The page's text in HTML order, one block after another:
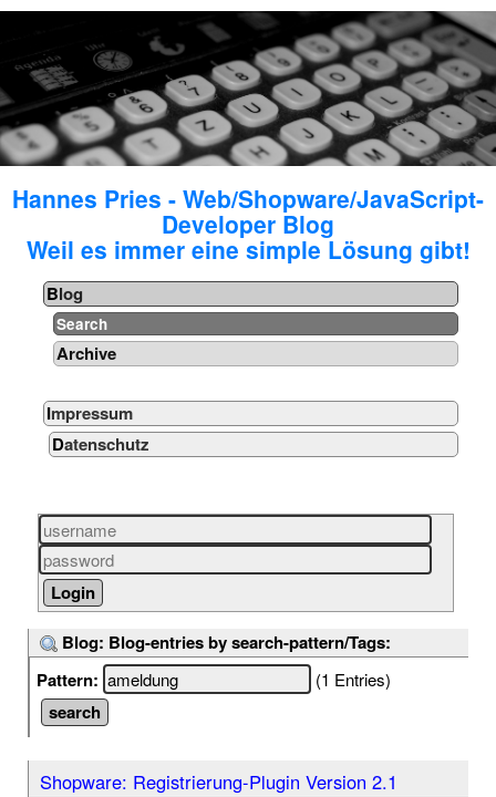
Hannes Pries - Web/Shopware/JavaScript-
Developer Blog
Weil es immer eine simple Lösung gibt!
Blog
Search
Archive
Impressum
Datenschutz
Blog: Blog-entries by search-pattern/Tags:
Pattern:
(1 Entries)
Shopware: Registrierung-Plugin Version 2.1